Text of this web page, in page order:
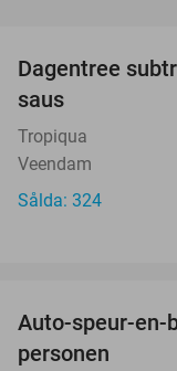
IDAG
Dagentree
saus
Tropiqua
Veendam
Sålda: 324
Auto-speur-en-
personen